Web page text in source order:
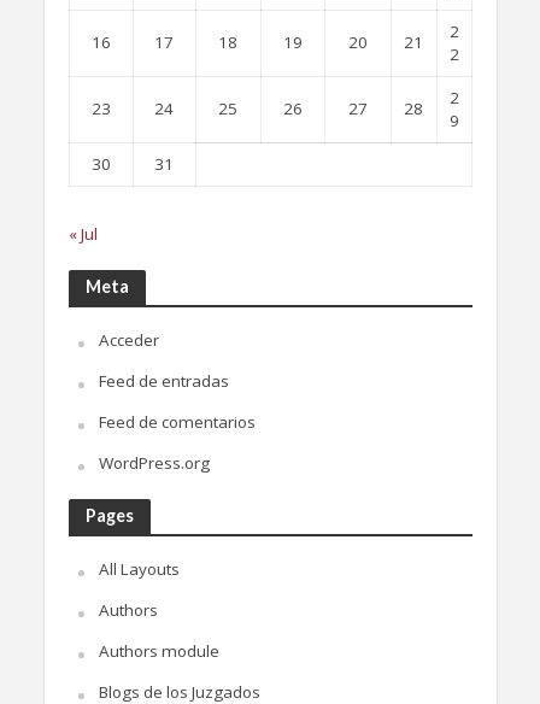
16 17 18 19 20 21
2
2
23 24 25 26 27 28
2
9
30
31
« Jul
Meta
Acceder
Feed de entradas
Feed de comentarios
WordPress.org
Pages
All Layouts
Authors
Authors module
Blogs de los Juzgados